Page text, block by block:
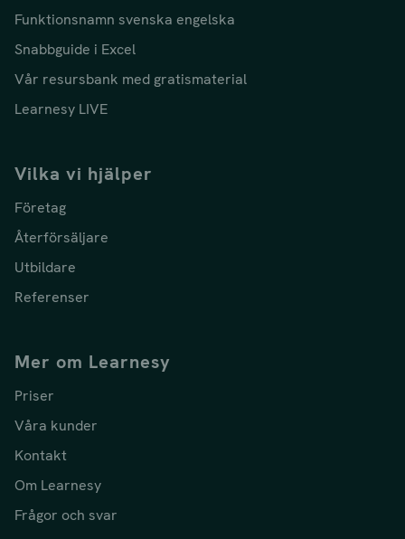
Funktionsnamn svenska engelska
Snabbguide i Excel
Vår resursbank med gratismaterial
Learnesy LIVE
Vilka vi hjälper
Företag
Återförsäljare
Utbildare
Referenser
Mer om Learnesy
Priser
Våra kunder
Kontakt
Om Learnesy
Frågor och svar